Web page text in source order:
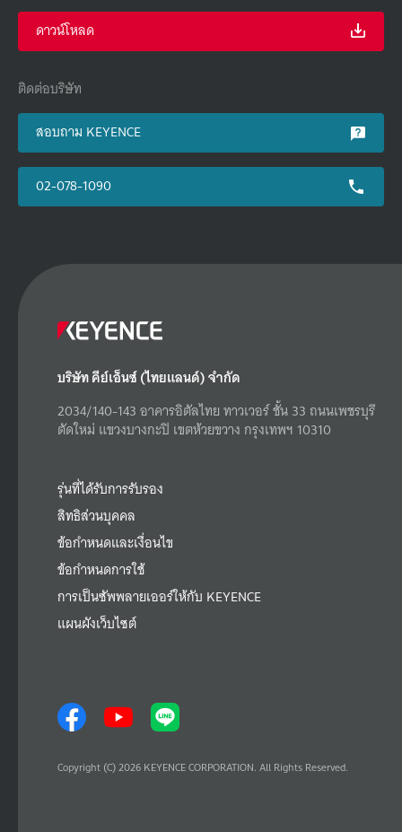
ดาวน์โหลด
ติดต่อบริษัท
สอบถาม KEYENCE
02-078-1090
บริษัท คีย์เอ็นซ์ (ไทยแลนด์) จำกัด
2034/140-143 อาคารอิตัลไทย ทาวเวอร์ ชั้น 33 ถนนเพชรบุรี
ตัดใหม่ แขวงบางกะปิ เขตห้วยขวาง กรุงเทพฯ 10310
รุ่นที่ได้รับการรับรอง
สิทธิส่วนบุคคล
ข้อกำหนดและเงื่อนไข
ข้อกำหนดการใช้
การเป็นซัพพลายเออร์ให้กับ KEYENCE
แผนผังเว็บไซต์
Copyright (C) 2026 KEYENCE CORPORATION. All Rights Reserved.